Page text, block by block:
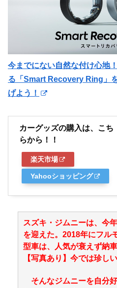
今までにない自然な付け心地
る「Smart Recovery Ring」
げよう！
カーグッズの購入は、こち
らから！！
楽天市場
Yahooショッピング
スズキ・ジムニーは、今
を迎えた。2018年にフル
型車は、人気が衰えず納
【写真あり】今では珍し
そんなジムニーを自分